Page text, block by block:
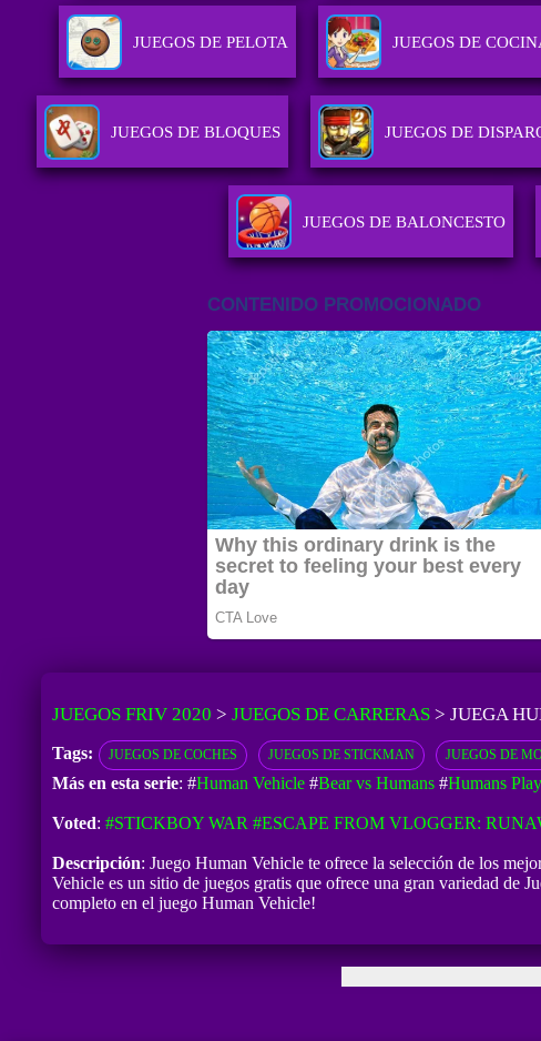
JUEGOS DE PELOTA JUEGOS DE
JUEGOS DE BLOQUES JUEGOS DE
JUEGOS DE BALONCESTO
JUEGOS FRIV 2020 > JUEGOS DE CARRERAS> JUEGA
Tags: JUEGOS DE COCHES JUEGOS DE STICKMAN JUEGOS DE
Más en esta serie: #Human Vehicle#Bear vs Humans#Humans
Voted: #STICKBOY WAR #ESCAPE FROM VLOGGER:
Descripción: Juego Human Vehicle te ofrece la selección de los
Vehicle es un sitio de juegos gratis que ofrece una gran variedad de
completo en el juego Human Vehicle!